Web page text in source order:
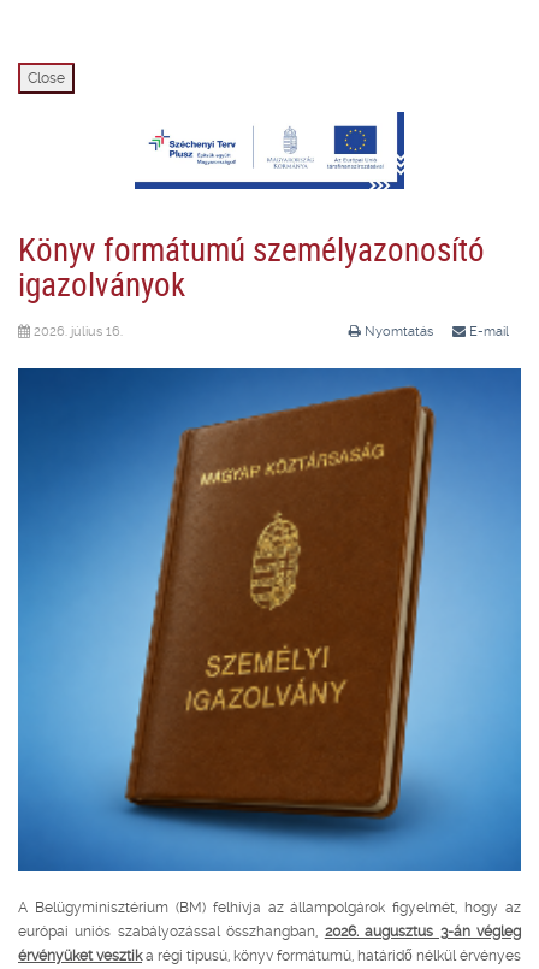
Close
Könyv formátumú személyazonosító
igazolványok
Nyomtatás E-mail
2026. július 16.
A Belügyminisztérium (BM) felhívja az állampolgárok figyelmét, hogy az
európai uniós szabályozással összhangban, 2026. augusztus 3-án végleg
érvényüket vesztika régi típusú, könyv formátumú, határidő nélkül érvényes